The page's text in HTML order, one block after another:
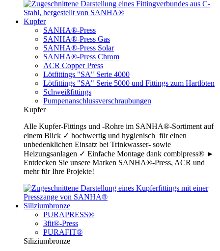
Kupfer
SANHA®-Press
SANHA®-Press Gas
SANHA®-Press Solar
SANHA®-Press Chrom
ACR Copper Press
Lötfittings "SA" Serie 4000
Lötfittings "SA" Serie 5000 und Fittings zum Hartlöten
Schweißfittings
Pumpenanschlussverschraubungen
Kupfer
Alle Kupfer-Fittings und -Rohre im SANHA®-Sortiment auf
einem Blick ✓ hochwertig und hygienisch für einen
unbedenklichen Einsatz bei Trinkwasser- sowie
Heizungsanlagen ✓ Einfache Montage dank combipress® ►
Entdecken Sie unsere Marken SANHA®-Press, ACR und
mehr für Ihre Projekte!
Siliziumbronze
PURAPRESS®
3fit®-Press
PURAFIT®
Siliziumbronze